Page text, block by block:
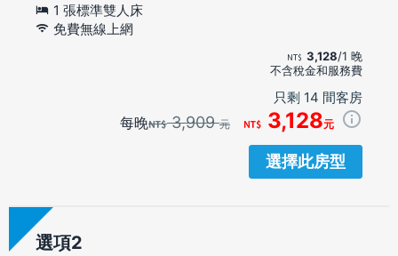
1 張標準雙人床
免費無線上網
3,128/1 晚
不含稅金和服務費
只剩 14 間客房
每晚 3,909元 3,128元
選擇此房型
選項